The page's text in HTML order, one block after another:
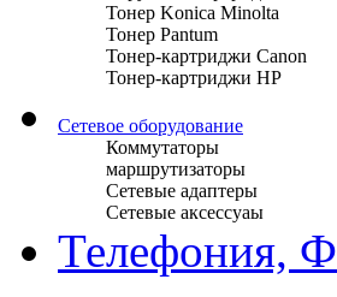
Тонер Konica Minolta
Тонер Pantum
Тонер-картриджи Canon
Тонер-картриджи HP
Сетевое оборудование
Коммутаторы
маршрутизаторы
Сетевые адаптеры
Сетевые аксессуаы
Телефония,